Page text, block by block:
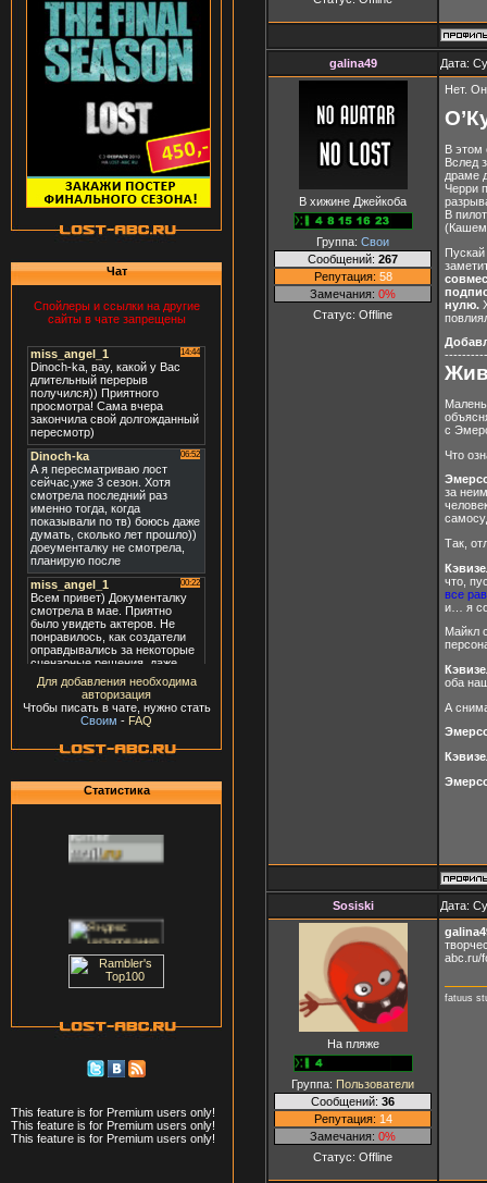
Чат
Спойлеры и ссылки на другие
сайты в чате запрещены
Для добавления необходима
авторизация
Чтобы писать в чате, нужно стать
Своим - FAQ
Статистика
This feature is for Premium users only!
This feature is for Premium users only!
This feature is for Premium users only!
galina49 Дата:
В хижине Джейкоба
Группа: Свои
Сообщений: 267
Репутация: 58
Замечания: 0%
Статус: Offline
Нет.
В этом
Вслед
драме
Черри
В
Пускай
нулю.
с
Что
за
Так,
что,
все
и… я
Майкл
оба
А
Sosiski Дата:
На пляже
Группа: Пользователи
Сообщений: 36
Репутация: 14
Замечания: 0%
Статус: Offline
abc.ru/
fatuus